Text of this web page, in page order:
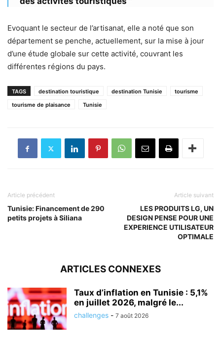
Evoquant le secteur de l’artisanat, elle a noté que son
département se penche, actuellement, sur la mise à jour
d’une étude globale sur cette activité, couvrant les
différentes régions du pays.
TAGS destination touristique destination Tunisie
tourisme
tourisme de plaisance
Tunisie
Article précédent
Tunisie: Financement de 290
petits projets à Siliana
Article suivant
LES PRODUITS LG, UN
DESIGN PENSE POUR UNE
EXPERIENCE UTILISATEUR
OPTIMALE
ARTICLES CONNEXES
Taux d’inflation en Tunisie : 5,1%
en juillet 2026, malgré le...
challenges - 7 août 2026